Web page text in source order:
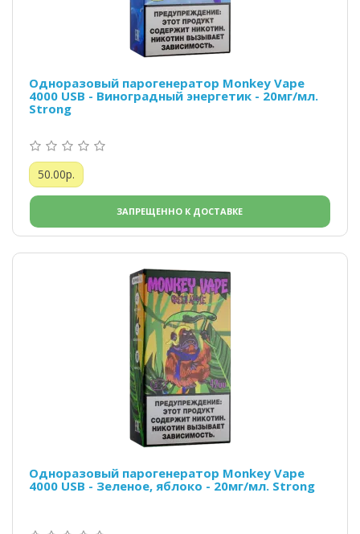
Одноразовый парогенератор Monkey Vape
4000 USB - Виноградный энергетик - 20мг/мл.
Strong
50.00р.
ЗАПРЕЩЕННО К ДОСТАВКЕ
Одноразовый парогенератор Monkey Vape
4000 USB - Зеленое, яблоко - 20мг/мл. Strong